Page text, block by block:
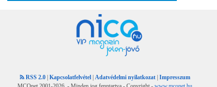
RSS 2.0 Kapcsolatfelvétel Adatvédelmi nyilatkozat
Impresszum